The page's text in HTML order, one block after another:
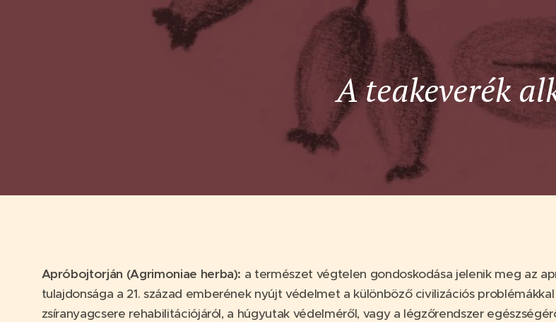
A teakeverék
Apróbojtorján (Agrimoniae herba): a természet végtelen gondoskodása jelenik meg az
tulajdonsága a 21. század emberének nyújt védelmet a különböző civilizációs
zsíranyagcsere rehabilitációjáról, a húgyutak védelméről, vagy a légzőrendszer